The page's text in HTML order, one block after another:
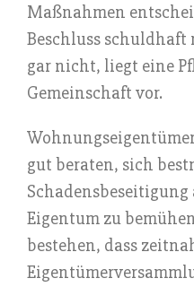
Maßnahmen
Beschluss
gar nicht, liegt eine
Gemeinschaft vor.
gut beraten, sich
Eigentum zu
bestehen, dass